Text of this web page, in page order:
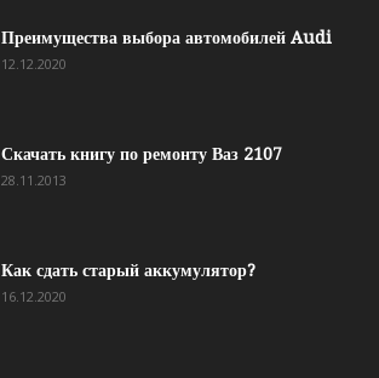
Преимущества выбора автомобилей Audi
12.12.2020
Скачать книгу по ремонту Ваз 2107
28.11.2013
Как сдать старый аккумулятор?
16.12.2020